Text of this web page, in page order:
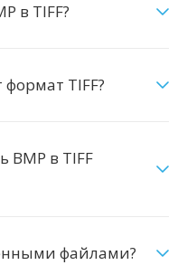
в TIFF?
TIFF?
в TIFF
файлами?